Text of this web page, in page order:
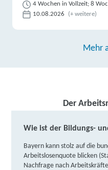
Berufliche
Wirtschaft (bfz) gGmbH
weitere
96450 CoburgPartner
DAA Deutsche
Karchestraße 3, 96450
4 Wochen in Vollzeit; 8
10.08.2026
(+ weitere)
Mehr
Der
Wie ist der Bildungs-
Bayern kann stolz auf die
Arbeitslosenquote blicken
Nachfrage nach